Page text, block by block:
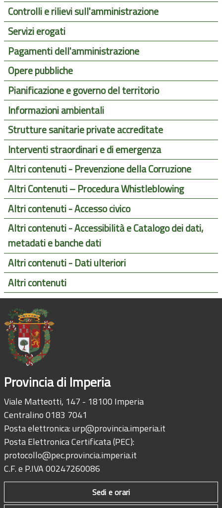
Controlli e rilievi sull'amministrazione
Servizi erogati
Pagamenti dell'amministrazione
Opere pubbliche
Pianificazione e governo del territorio
Informazioni ambientali
Strutture sanitarie private accreditate
Interventi straordinari e di emergenza
Altri contenuti - Prevenzione della Corruzione
Altri Contenuti – Procedura Whistleblowing
Altri contenuti - Accesso civico
Altri contenuti - Accessibilità e Catalogo dei dati,
metadati e banche dati
Altri contenuti - Dati ulteriori
Altri contenuti
Provincia di Imperia
Viale Matteotti, 147 - 18100 Imperia
Centralino 0183 7041
Posta elettronica:urp@provincia.imperia.it
Posta Elettronica Certificata (PEC):
protocollo@pec.provincia.imperia.it
C.F. e P.IVA 00247260086
Sedi e orari